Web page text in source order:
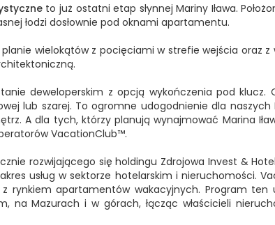
to już ostatni etap słynnej Mariny Iława.
łodzi dosłownie pod oknami apartamentu.
wielokątów z pocięciami w strefie wejścia oraz
deweloperskim z opcją wykończenia pod klucz.
lub szarej. To ogromne udogodnienie dla
A dla tych, którzy planują wynajmować Marina
VacationClub™.
rozwijającego się holdingu Zdrojowa Invest &
usług w sektorze hotelarskim i nieruchomości.
z rynkiem apartamentów wakacyjnych. Program
na Mazurach i w górach, łącząc właścicieli